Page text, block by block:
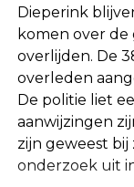
Een vaste
arbitrage
Met het
Nederlandse
jarenlang
Dieperink
Dieperink
komen over
overlijden. De
overleden
De politie liet
aanwijzingen
zijn geweest
onderzoek uit